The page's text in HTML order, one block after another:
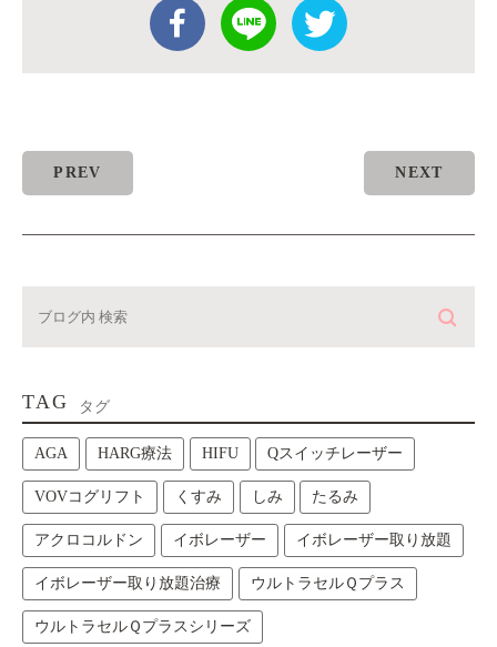
PREV NEXT
TAG タグ
AGA HARG療法 HIFU Qスイッチレーザー
VOVコグリフト くすみ しみ たるみ
アクロコルドン イボレーザー イボレーザー取り放題
イボレーザー取り放題治療 ウルトラセルＱプラス
ウルトラセルＱプラスシリーズ